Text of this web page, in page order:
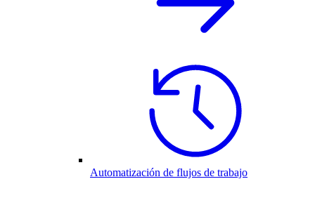
Automatización de flujos de trabajo